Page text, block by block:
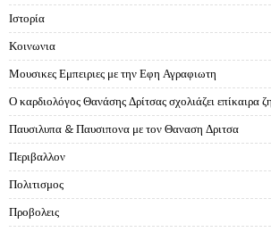
Ιστορία
Κοινωνια
Μουσικες Εμπειριες με την Εφη Αγραφιωτη
Ο καρδιολόγος Θανάσης Δρίτσας σχολιάζει επίκαιρα
Παυσιλυπα & Παυσιπονα με τον Θαναση Δριτσα
Περιβαλλον
Πολιτισμος
Προβολεις